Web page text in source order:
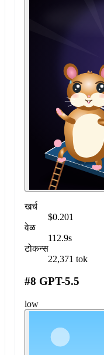
खर्च
$0.201
वेळ
112.9s
टोकन्स
22,371 tok
#8 GPT-5.5
low